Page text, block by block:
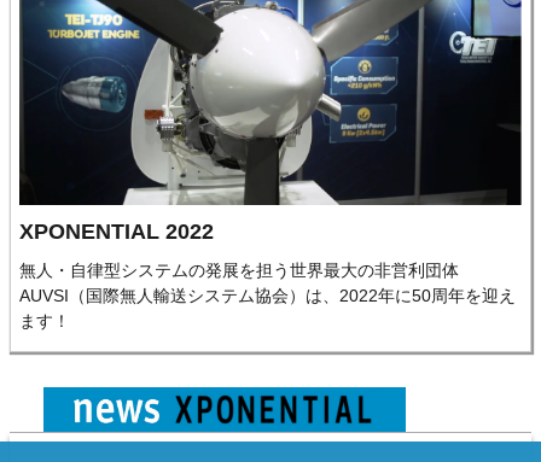
XPONENTIAL 2022
無人・自律型システムの発展を担う世界最大の非営利団体
AUVSI（国際無人輸送システム協会）は、2022年に50周年を迎え
ます！